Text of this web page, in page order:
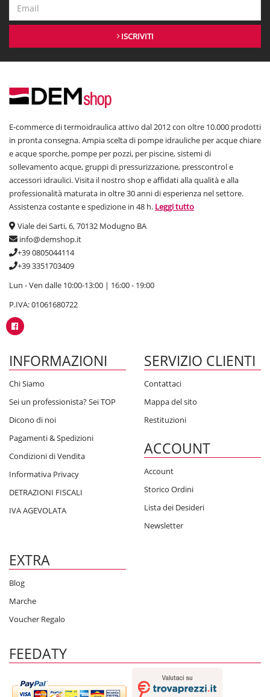
ISCRIVITI
E-commerce di termoidraulica attivo dal 2012 con oltre 10.000 prodotti
in pronta consegna. Ampia scelta di pompe idrauliche per acque chiare
e acque sporche, pompe per pozzi, per piscine, sistemi di
sollevamento acque, gruppi di pressurizzazione, presscontrol e
accessori idraulici. Visita il nostro shop e affidati alla qualità e alla
professionalità maturata in oltre 30 anni di esperienza nel settore.
Assistenza costante e spedizione in 48 h. Leggi tutto
Viale dei Sarti, 6, 70132 Modugno BA
info@demshop.it
+39 0805044114
+39 3351703409
Lun - Ven dalle 10:00-13:00 | 16:00 - 19:00
P.IVA: 01061680722
INFORMAZIONI
Chi Siamo
Sei un professionista? Sei TOP
Dicono di noi
Pagamenti & Spedizioni
Condizioni di Vendita
Informativa Privacy
DETRAZIONI FISCALI
IVA AGEVOLATA
SERVIZIO CLIENTI
Contattaci
Mappa del sito
Restituzioni
ACCOUNT
Account
Storico Ordini
Lista dei Desideri
Newsletter
EXTRA
Blog
Marche
Voucher Regalo
FEEDATY